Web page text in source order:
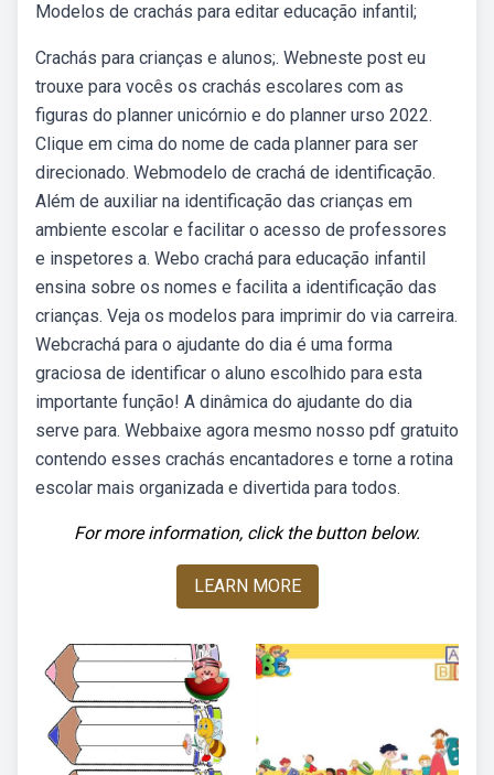
Modelos de crachás para editar educação infantil;
Crachás para crianças e alunos;. Webneste post eu
trouxe para vocês os crachás escolares com as
figuras do planner unicórnio e do planner urso 2022.
Clique em cima do nome de cada planner para ser
direcionado. Webmodelo de crachá de identificação.
Além de auxiliar na identificação das crianças em
ambiente escolar e facilitar o acesso de professores
e inspetores a. Webo crachá para educação infantil
ensina sobre os nomes e facilita a identificação das
crianças. Veja os modelos para imprimir do via carreira.
Webcrachá para o ajudante do dia é uma forma
graciosa de identificar o aluno escolhido para esta
importante função! A dinâmica do ajudante do dia
serve para. Webbaixe agora mesmo nosso pdf gratuito
contendo esses crachás encantadores e torne a rotina
escolar mais organizada e divertida para todos.
For more information, click the button below.
LEARN MORE